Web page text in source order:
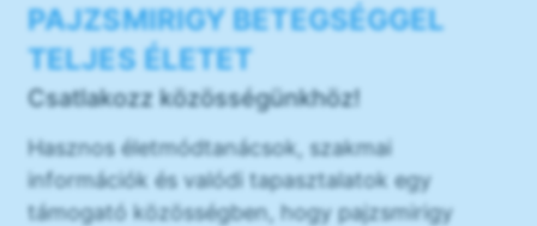
PAJZSMIRIGY BETEGSÉGGEL
TELJES ÉLETET
Csatlakozz közösségünkhöz!
Hasznos életmódtanácsok, szakmai
információk és valódi tapasztalatok egy
támogató közösségben, hogy pajzsmirigy